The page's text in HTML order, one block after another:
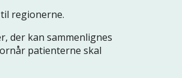
regionerne.
der kan sammenlignes
patienterne skal